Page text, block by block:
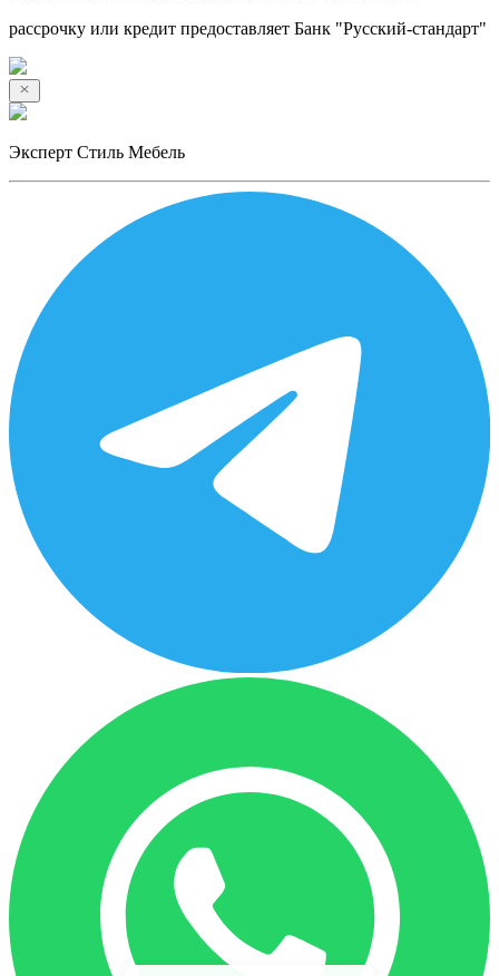
рассрочку или кредит предоставляет Банк "Русский-стандарт"
Эксперт Стиль Мебель